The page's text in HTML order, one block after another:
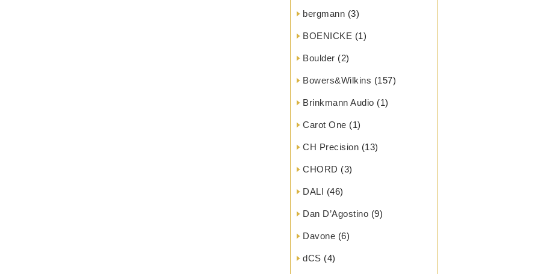
bergmann (3)
BOENICKE (1)
Boulder (2)
Bowers&Wilkins (157)
Brinkmann Audio (1)
Carot One (1)
CH Precision (13)
CHORD (3)
DALI (46)
Dan D’Agostino (9)
Davone (6)
dCS (4)